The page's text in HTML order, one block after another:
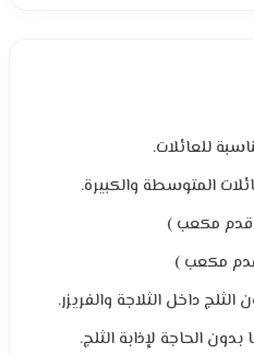
الحاجة لإذابة الثلج.